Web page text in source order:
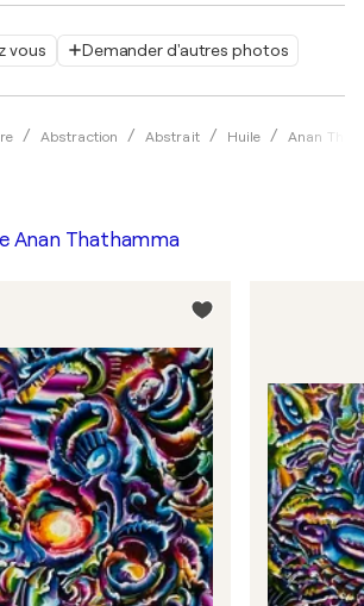
vous Demander d'autres photos
Abstraction Abstrait Huile Anan
Anan Thathamma